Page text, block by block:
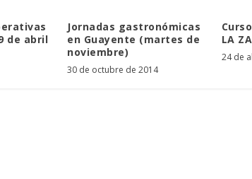
de abril
Jornadas gastronómicas
en Guayente (martes de
noviembre)
30 de octubre de 2014
LA
24 de